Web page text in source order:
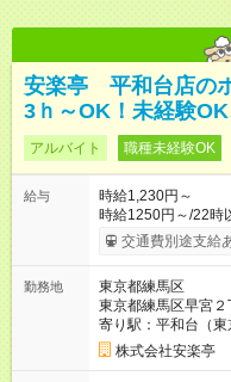
安楽亭 平和台店の
3ｈ～OK！未経験
アルバイト 職種未経験OK
給与
時給1,230円～
時給1250円～/22時以降1563円 ＜土日
時給1230円 【試用期間】試用期間あり 試用期間の長さ：12ヶ
月 雇用形態、給与
交通費別途支給
勤務地
東京都練馬区
東京都練馬区早宮
寄り駅：平和台（東
株式会社安楽亭